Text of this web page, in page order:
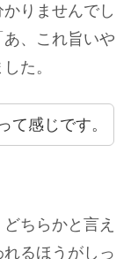
りませんでし
、これ旨いや
た。
て感じです。
ちらかと言え
るほうがしっ